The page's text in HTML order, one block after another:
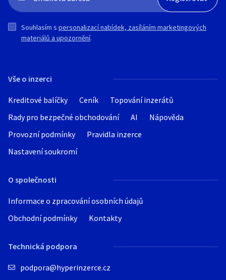
Možnost osobního vyzvednutí u mě po
předchozí domluvě.
Vše o inzerci
Kreditové balíčky Ceník
Topování inzerátů
Rady pro bezpečné obchodování
AI
Nápověda
Provozní podmínky
Pravidla inzerce
Nastavení soukromí
O společnosti
Informace o zpracování osobních údajů
Obchodní podmínky
Kontakty
Technická podpora
podpora@hyperinzerce.cz
Souhlasím s personalizací nabídek, zasíláním marketingových
materiálů a upozornění.